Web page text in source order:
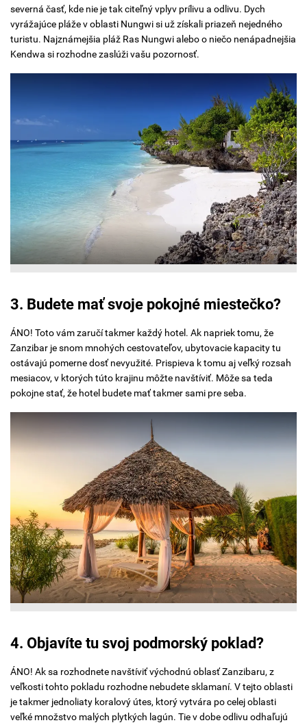
severná časť, kde nie je tak citeľný vplyv prílivu a odlivu. Dych
vyrážajúce pláže v oblasti Nungwi si už získali priazeň nejedného
turistu. Najznámejšia pláž Ras Nungwi alebo o niečo nenápadnejšia
Kendwa si rozhodne zaslúži vašu pozornosť.
3. Budete mať svoje pokojné miestečko?
ÁNO! Toto vám zaručí takmer každý hotel. Ak napriek tomu, že
Zanzibar je snom mnohých cestovateľov, ubytovacie kapacity tu
ostávajú pomerne dosť nevyužité. Prispieva k tomu aj veľký rozsah
mesiacov, v ktorých túto krajinu môžte navštíviť. Môže sa teda
pokojne stať, že hotel budete mať takmer sami pre seba.
4. Objavíte tu svoj podmorský poklad?
ÁNO! Ak sa rozhodnete navštíviť východnú oblasť Zanzibaru, z
veľkosti tohto pokladu rozhodne nebudete sklamaní. V tejto oblasti
je takmer jednoliaty koralový útes, ktorý vytvára po celej oblasti
veľké množstvo malých plytkých lagún. Tie v dobe odlivu odhaľujú